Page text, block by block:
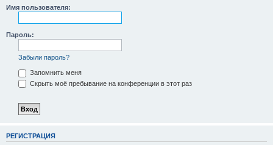
Имя пользователя:
Пароль:
Забыли пароль?
Запомнить меня
Скрыть моё пребывание на конференции в этот раз
РЕГИСТРАЦИЯ